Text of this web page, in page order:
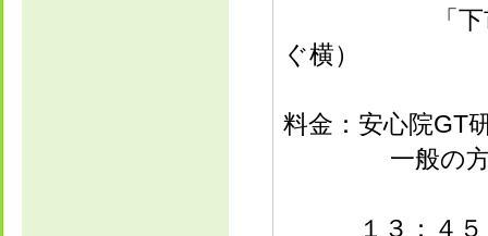
「下市公民
ぐ横）
料金：安心院
一般
１３：４５